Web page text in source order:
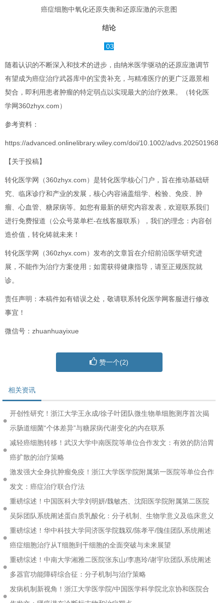
癌症细胞中氧化还原失衡和还原应激的示意图
结论
03
随着认识的不断深入和技术的进步，由纳米医学驱动的还原应激调节
有望成为癌症治疗武器库中的宝贵补充，与精准医疗的更广泛愿景相
契合，即利用患者肿瘤的特定弱点以实现最大的治疗效果。（转化医
学网360zhyx.com）
参考资料：
https://advanced.onlinelibrary.wiley.com/doi/10.1002/advs.202501968
【关于投稿】
转化医学网（360zhyx.com）是转化医学核心门户，旨在推动基础研
究、临床诊疗和产业的发展，核心内容涵盖组学、检验、免疫、肿
瘤、心血管、糖尿病等。如您有最新的研究内容发表，欢迎联系我们
进行免费报道（公众号菜单栏-在线客服联系），我们的理念：内容创
造价值，转化铸就未来！
转化医学网（360zhyx.com）发布的文章旨在介绍前沿医学研究进
展，不能作为治疗方案使用；如需获得健康指导，请至正规医院就
诊。
责任声明：本稿件如有错误之处，敬请联系转化医学网客服进行修改
事宜！
微信号：zhuanhuayixue
赞一个(2)
相关资讯
开创性研究！浙江大学王永成/徐子叶团队微生物单细胞测序首次揭
示肠道细菌“个体差异”与糖尿病代谢变化的内在联系
减轻癌细胞转移！武汉大学中南医院等单位合作发文：有效的防治胃
癌扩散的治疗策略
激发强大全身抗肿瘤免疫！浙江大学医学院附属第一医院等单位合作
发文：癌症治疗联合疗法
重磅综述！中国医科大学刘明妍/魏敏杰、沈阳医学院附属第二医院
吴际团队系统阐述蛋白质乳酸化：分子机制、生物学意义及临床意义
重磅综述！华中科技大学同济医学院魏双/陈孝平/隗佳团队系统阐述
癌症细胞治疗从T细胞到干细胞的全面突破与未来展望
重磅综述！中南大学湘雅二医院张东山/李惠玲/谢宇欣团队系统阐述
多器官功能障碍综合征：分子机制与治疗策略
发病机制新视角！浙江大学医学院/中国医学科学院北京协和医院合